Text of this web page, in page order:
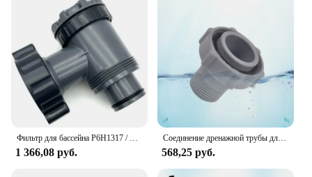
1 366,08 руб.
Соединение дренажной трубы для бассейна Bestway Coleman P6D1420, подходит для водопроводной трубы для бассейна 1,5 дюйма
568,25 руб.